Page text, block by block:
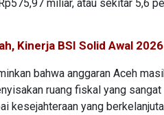
miliar, atau sekitar 5,6
Kinerja BSI Solid Awal 2026
bahwa anggaran Aceh
ruang fiskal yang
kesejahteraan yang